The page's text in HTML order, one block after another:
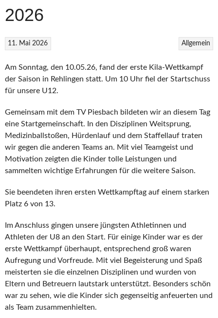
2026
Allgemein
11. Mai 2026
Am Sonntag, den 10.05.26, fand der erste Kila-Wettkampf
der Saison in Rehlingen statt. Um 10 Uhr fiel der Startschuss
für unsere U12.
Gemeinsam mit dem TV Piesbach bildeten wir an diesem Tag
eine Startgemeinschaft. In den Disziplinen Weitsprung,
Medizinballstoßen, Hürdenlauf und dem Staffellauf traten
wir gegen die anderen Teams an. Mit viel Teamgeist und
Motivation zeigten die Kinder tolle Leistungen und
sammelten wichtige Erfahrungen für die weitere Saison.
Sie beendeten ihren ersten Wettkampftag auf einem starken
Platz 6 von 13.
Im Anschluss gingen unsere jüngsten Athletinnen und
Athleten der U8 an den Start. Für einige Kinder war es der
erste Wettkampf überhaupt, entsprechend groß waren
Aufregung und Vorfreude. Mit viel Begeisterung und Spaß
meisterten sie die einzelnen Disziplinen und wurden von
Eltern und Betreuern lautstark unterstützt. Besonders schön
war zu sehen, wie die Kinder sich gegenseitig anfeuerten und
als Team zusammenhielten.